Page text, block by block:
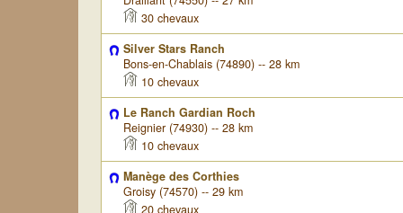
30 chevaux
Silver Stars Ranch
Bons-en-Chablais (74890) -- 28 km
10 chevaux
Le Ranch Gardian Roch
Reignier (74930) -- 28 km
10 chevaux
Manège des Corthies
Groisy (74570) -- 29 km
20 chevaux